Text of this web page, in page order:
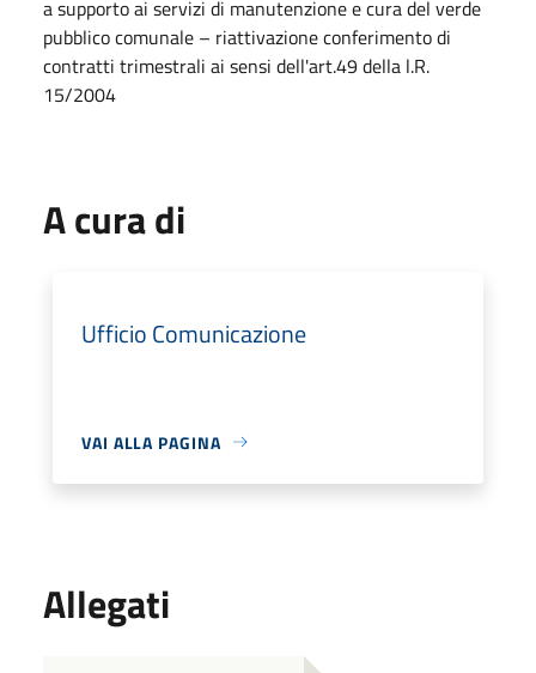
a supporto ai servizi di manutenzione e cura del verde
pubblico comunale – riattivazione conferimento di
contratti trimestrali ai sensi dell'art.49 della l.R.
15/2004
A cura di
Ufficio Comunicazione
VAI ALLA PAGINA
Allegati